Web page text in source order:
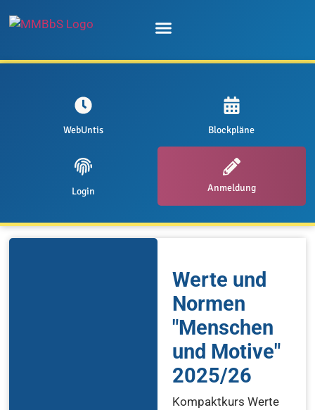
WebUntis Blockpläne
Login Anmeldung
Werte und
Normen
"Menschen
und Motive"
2025/26
Kompaktkurs Werte